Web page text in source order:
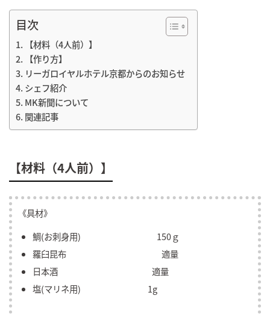
目次
【材料（4人前）】
【作り方】
リーガロイヤルホテル京都からのお知らせ
シェフ紹介
MK新聞について
関連記事
【材料（4人前）】
《具材》
鯛(お刺身用) 150ｇ
羅臼昆布 適量
日本酒 適量
塩(マリネ用) 1g